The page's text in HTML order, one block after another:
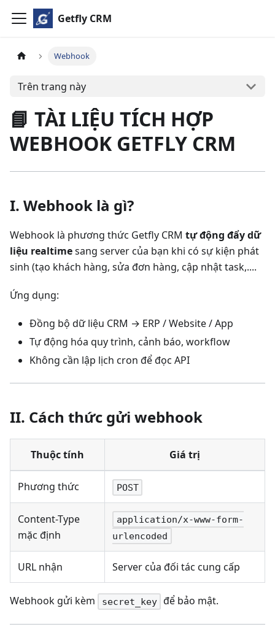
Getfly CRM
Webhook
Trên trang này
📘 TÀI LIỆU TÍCH HỢP
WEBHOOK GETFLY CRM
I. Webhook là gì?
Webhook là phương thức Getfly CRM tự động đẩy dữ
liệu realtimesang server của bạn khi có sự kiện phát
sinh (tạo khách hàng, sửa đơn hàng, cập nhật task,....
Ứng dụng:
Đồng bộ dữ liệu CRM → ERP / Website / App
Tự động hóa quy trình, cảnh báo, workflow
Không cần lập lịch cron để đọc API
II. Cách thức gửi webhook
Thuộc tính Giá trị
Phương thức POST
Content-Type
mặc định
application/x-www-form-
urlencoded
URL nhận Server của đối tác cung cấp
Webhook gửi kèm secret_key để bảo mật.